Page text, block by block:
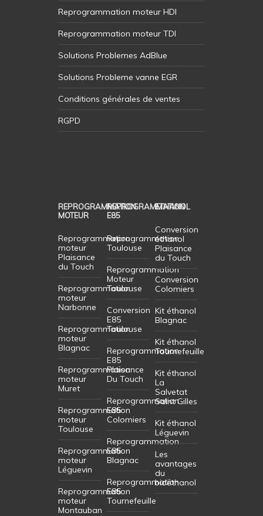
Reprogrammation moteur HDI
Reprogrammation moteur TDI
Solutions Problemes AdBlue
Solutions Probleme vanne EGR
Conditions générales de ventes
RGPD
REPROGRAMMATION
MOTEUR
Reprogrammation
moteur
Plaisance
du Touch
Reprogrammation
moteur
Narbonne
Reprogrammation
moteur
Blagnac
Reprogrammation
moteur
Muret
Reprogrammation
moteur
Toulouse
Reprogrammation
moteur
Léguevin
Reprogrammation
moteur
Montauban
REPROGRAMMATION
E85
Reprogrammation
Toulouse
Reprogrammation
Moteur
Toulouse
Conversion
E85
Toulouse
Reprogrammation
E85
Plaisance
Du Touch
Reprogrammation
E85
Colomiers
Reprogrammation
E85
Blagnac
Reprogrammation
E85
Tournefeuille
ETHANOL
Conversion
éthanol
Plaisance
du Touch
Conversion
Colomiers
Kit éthanol
Blagnac
Kit éthanol
Tournefeuille
Kit éthanol
La
Salvetat
Saint Gilles
Kit éthanol
Léguevin
Les
avantages
du
bioéthanol